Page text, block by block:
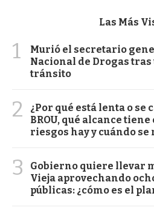
Las Más
1
Murió el secretario
Nacional de Drogas
tránsito
2
¿Por qué está lenta o se
BROU, qué alcance
riesgos hay y cuándo se
3
Gobierno quiere llevar
Vieja aprovechando
públicas: ¿cómo es el